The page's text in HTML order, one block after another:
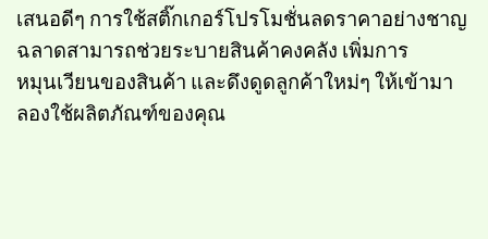
เสนอดีๆ การใช้สติ๊กเกอร์โปรโมชั่นลดราคาอย่างชาญ
ฉลาดสามารถช่วยระบายสินค้าคงคลัง เพิ่มการ
หมุนเวียนของสินค้า และดึงดูดลูกค้าใหม่ๆ ให้เข้ามา
ลองใช้ผลิตภัณฑ์ของคุณ